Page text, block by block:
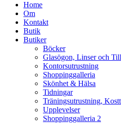
Home
Om
Kontakt
Butik
Butiker
Böcker
Glasögon, Linser och
Kontorsutrustning
Shoppinggalleria
Skönhet & Hälsa
Tidningar
Träningsutrustning,
Upplevelser
Shoppinggalleria 2